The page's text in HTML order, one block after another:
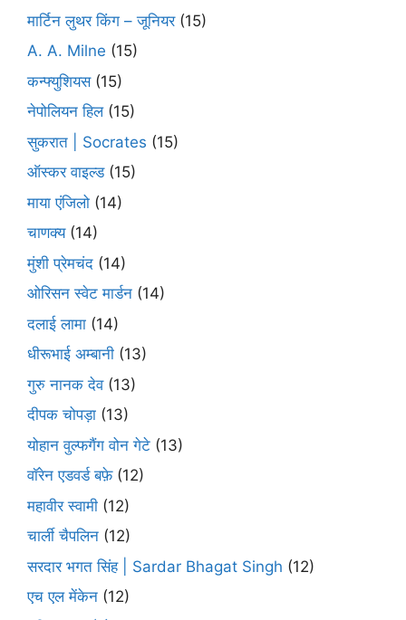
मार्टिन लुथर किंग – जूनियर(15)
A. A. Milne (15)
कन्फ्युशियस(15)
नेपोलियन हिल(15)
सुकरात | Socrates (15)
ऑस्कर वाइल्ड(15)
माया एंजिलो (14)
चाणक्य(14)
मुंशी प्रेमचंद (14)
ओरिसन स्‍वेट मार्डन (14)
दलाई लामा (14)
धीरूभाई अम्बानी (13)
गुरु नानक देव(13)
दीपक चोपड़ा (13)
योहान वुल्फगैंग वोन गेटे (13)
वॉरेन एडवर्ड बफ़े(12)
महावीर स्वामी (12)
चार्ली चैपलिन (12)
सरदार भगत सिंह | Sardar Bhagat Singh (12)
एच एल मेंकेन (12)